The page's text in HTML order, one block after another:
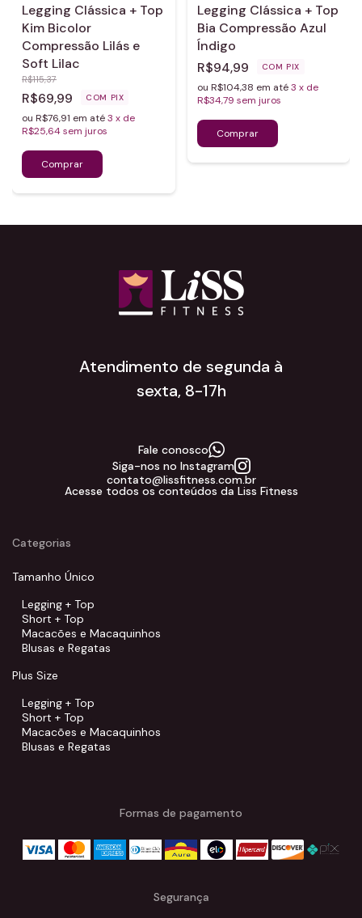
Legging Clássica + Top
Kim Bicolor
Compressão Lilás e
Soft Lilac
R$115,37
R$69,99 COM PIX
ou R$76,91 em até3 x de
R$25,64sem juros
Legging Clássica + Top
Bia Compressão Azul
Índigo
R$94,99
COM PIX
ou R$104,38 em até3 x de
R$34,79 sem juros
Atendimento de segunda à
sexta, 8-17h
Fale conosco
Siga-nos no Instagram
contato@lissfitness.com.br
Acesse todos os conteúdos da Liss Fitness
Categorias
Tamanho Único
Legging + Top
Short + Top
Macacões e Macaquinhos
Blusas e Regatas
Plus Size
Legging + Top
Short + Top
Macacões e Macaquinhos
Blusas e Regatas
Formas de pagamento
Segurança